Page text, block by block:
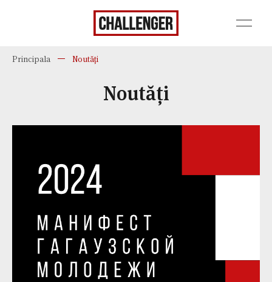
Principala Noutăți
Noutăți